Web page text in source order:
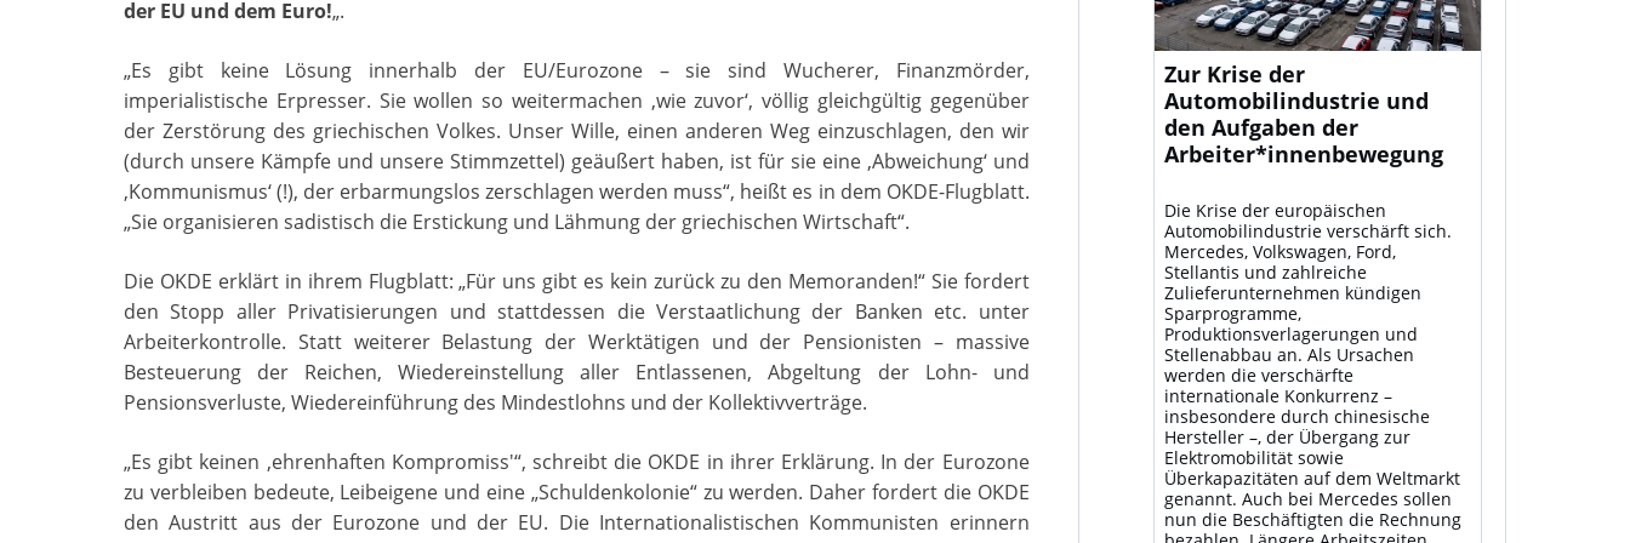
der EU und dem Euro!„.
„Es gibt keine Lösung innerhalb der EU/Eurozone – sie sind Wucherer, Finanzmörder,
imperialistische Erpresser. Sie wollen so weitermachen ‚wie zuvor‘, völlig gleichgültig gegenüber
der Zerstörung des griechischen Volkes. Unser Wille, einen anderen Weg einzuschlagen, den wir
(durch unsere Kämpfe und unsere Stimmzettel) geäußert haben, ist für sie eine ‚Abweichung‘ und
‚Kommunismus‘ (!), der erbarmungslos zerschlagen werden muss“, heißt es in dem OKDE-Flugblatt.
„Sie organisieren sadistisch die Erstickung und Lähmung der griechischen Wirtschaft“.
Die OKDE erklärt in ihrem Flugblatt: „Für uns gibt es kein zurück zu den Memoranden!“ Sie fordert
den Stopp aller Privatisierungen und stattdessen die Verstaatlichung der Banken etc. unter
Arbeiterkontrolle. Statt weiterer Belastung der Werktätigen und der Pensionisten – massive
Besteuerung der Reichen, Wiedereinstellung aller Entlassenen, Abgeltung der Lohn- und
Pensionsverluste, Wiedereinführung des Mindestlohns und der Kollektivverträge.
„Es gibt keinen ‚ehrenhaften Kompromiss'“, schreibt die OKDE in ihrer Erklärung. In der Eurozone
zu verbleiben bedeute, Leibeigene und eine „Schuldenkolonie“ zu werden. Daher fordert die OKDE
den Austritt aus der Eurozone und der EU. Die Internationalistischen Kommunisten erinnern
Zur Krise der
Automobilindustrie und
den Aufgaben der
Arbeiter*innenbewegung
Die Krise der europäischen
Automobilindustrie verschärft sich.
Mercedes, Volkswagen, Ford,
Stellantis und zahlreiche
Zulieferunternehmen kündigen
Sparprogramme,
Produktionsverlagerungen und
Stellenabbau an. Als Ursachen
werden die verschärfte
internationale Konkurrenz –
insbesondere durch chinesische
Hersteller –, der Übergang zur
Elektromobilität sowie
Überkapazitäten auf dem Weltmarkt
genannt. Auch bei Mercedes sollen
nun die Beschäftigten die Rechnung